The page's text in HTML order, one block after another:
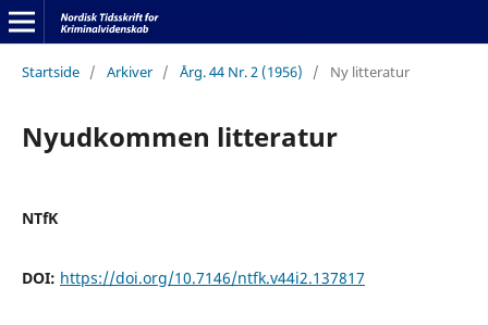
Startside / Arkiver / Årg. 44 Nr. 2 (1956) / Ny litteratur
Nyudkommen litteratur
NTfK
DOI: https://doi.org/10.7146/ntfk.v44i2.137817